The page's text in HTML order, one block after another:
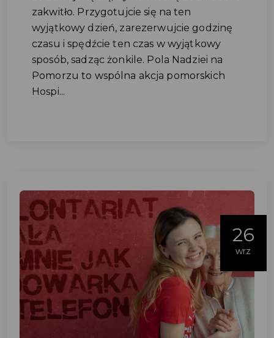
zakwitło. Przygotujcie się na ten
wyjątkowy dzień, zarezerwujcie godzinę
czasu i spędźcie ten czas w wyjątkowy
sposób, sadząc żonkile. Pola Nadziei na
Pomorzu to wspólna akcja pomorskich
Hospi...
26
wrz